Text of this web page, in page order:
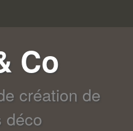
Co
création de
déco